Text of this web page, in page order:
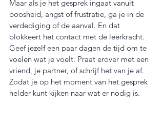
Maar als je het gesprek ingaat vanuit
boosheid, angst of frustratie, ga je in de
verdediging of de aanval. En dat
blokkeert het contact met de leerkracht.
Geef jezelf een paar dagen de tijd om te
voelen wat je voelt. Praat erover met een
vriend, je partner, of schrijf het van je af.
Zodat je op het moment van het gesprek
helder kunt kijken naar wat er nodig is.